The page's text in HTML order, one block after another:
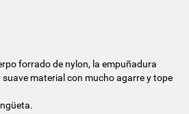
forrado de nylon, la empuñadura
material con mucho agarre y tope